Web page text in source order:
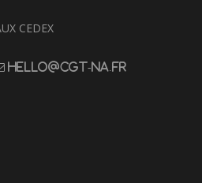
CEDEX
hello@cgt-na.fr